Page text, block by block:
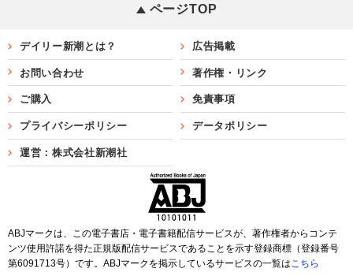
ページTOP
デイリー新潮とは？ 広告掲載
お問い合わせ 著作権・リンク
ご購入 免責事項
プライバシーポリシー データポリシー
運営：株式会社新潮社
ABJマークは、この電子書店・電子書籍配信サービスが、著作権者からコンテ
ンツ使用許諾を得た正規版配信サービスであることを示す登録商標（登録番号
第6091713号）です。ABJマークを掲示しているサービスの一覧はこちら